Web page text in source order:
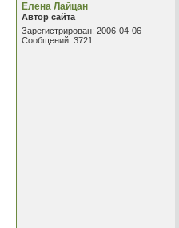
Елена Лайцан
Автор сайта
Зарегистрирован: 2006-04-06
Сообщений: 3721